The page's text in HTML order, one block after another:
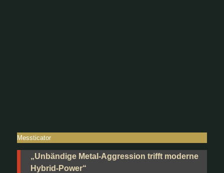
Messticator
„Unbändige Metal-Aggression trifft moderne
Hybrid-Power“